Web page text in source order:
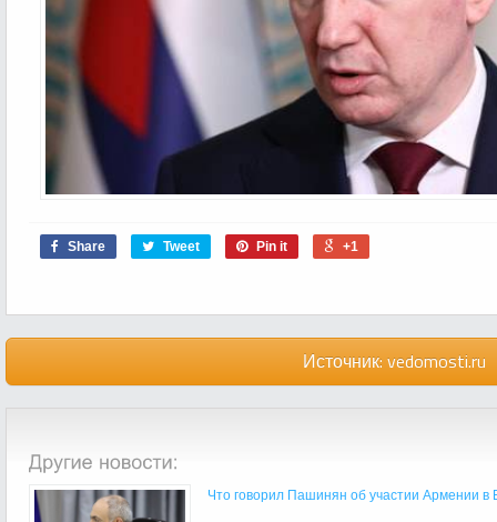
Share Tweet Pin it +1
Источник: vedomosti.ru
Что говорил Пашинян об участии Армении